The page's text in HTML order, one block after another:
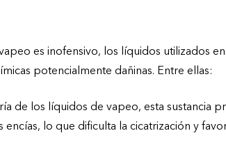
es inofensivo, los líquidos utilizados
potencialmente dañinas. Entre ellas:
de los líquidos de vapeo, esta sustancia
encías, lo que dificulta la cicatrización y